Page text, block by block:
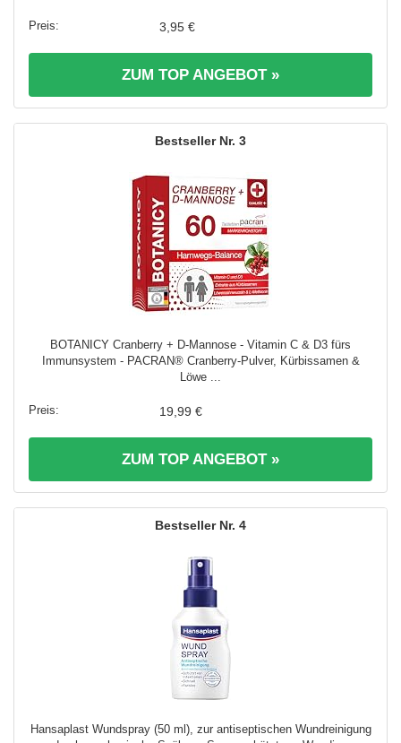
3,95 €
ZUM TOP ANGEBOT »
3
BOTANICY Cranberry + D-Mannose - Vitamin C & D3 fürs
Immunsystem - PACRAN® Cranberry-Pulver, Kürbissamen &
Löwe ...
19,99 €
ZUM TOP ANGEBOT »
4
Hansaplast Wundspray (50 ml), zur antiseptischen Wundreinigung